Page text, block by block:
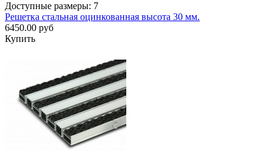
Доступные размеры: 7
Решетка стальная оцинкованная высота 30 мм.
6450.00 руб
Купить